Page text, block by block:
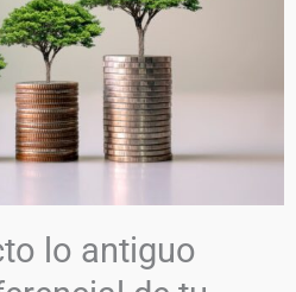
lo antiguo